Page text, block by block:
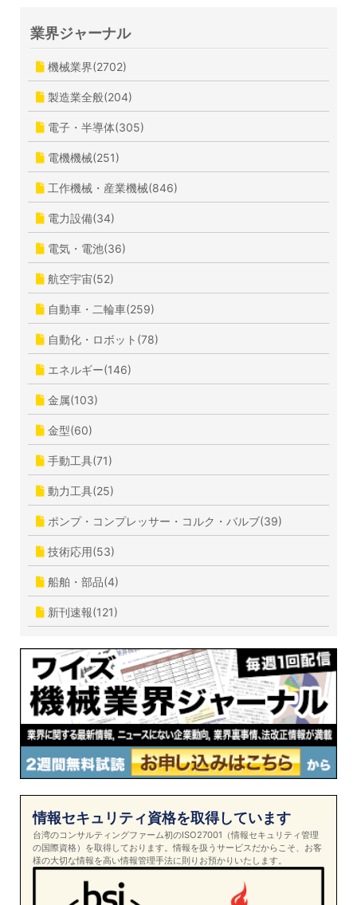
業界ジャーナル
機械業界(2702)
製造業全般(204)
電子・半導体(305)
電機機械(251)
工作機械・産業機械(846)
電力設備(34)
電気・電池(36)
航空宇宙(52)
自動車・二輪車(259)
自動化・ロボット(78)
エネルギー(146)
金属(103)
金型(60)
手動工具(71)
動力工具(25)
ポンプ・コンプレッサー・コルク・バルブ(39)
技術応用(53)
船舶・部品(4)
新刊速報(121)
情報セキュリティ資格を取得しています
台湾のコンサルティングファーム初のISO27001（情報セキュリティ管理
の国際資格）を取得しております。情報を扱うサービスだからこそ、お客
様の大切な情報を高い情報管理手法に則りお預かりいたします。